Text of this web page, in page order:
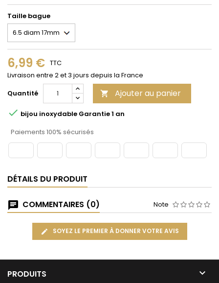
Taille bague
6,99 € TTC
Livraison entre 2 et 3 jours depuis la France
Quantité
 Ajouter au panier
 bijou inoxydable Garantie 1 an
Paiements 100% sécurisés
DÉTAILS DU PRODUIT
COMMENTAIRES (0) Note
SOYEZ LE PREMIER À DONNER VOTRE AVIS
PRODUITS 